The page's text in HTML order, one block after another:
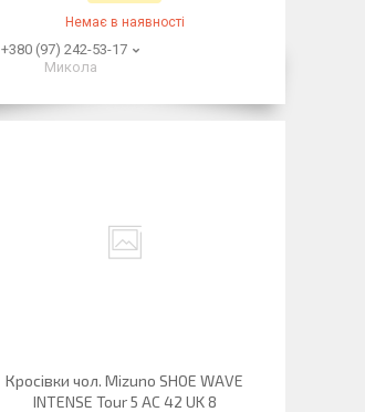
Немає в наявності
+380 (97) 242-53-17
Микола
Кросівки чол. Mizuno SHOE WAVE
INTENSE Tour 5 AC 42 UK 8